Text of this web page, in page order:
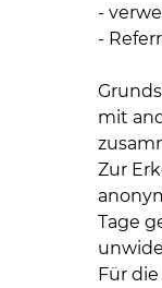
-
-
mit
Zur
Tage
Für